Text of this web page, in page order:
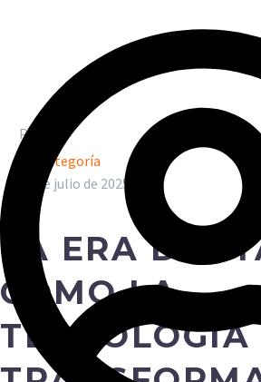
Por
Sin categoría
17 de julio de 2025
LA ERA
CÓMO LA
TECNOLOGÍA